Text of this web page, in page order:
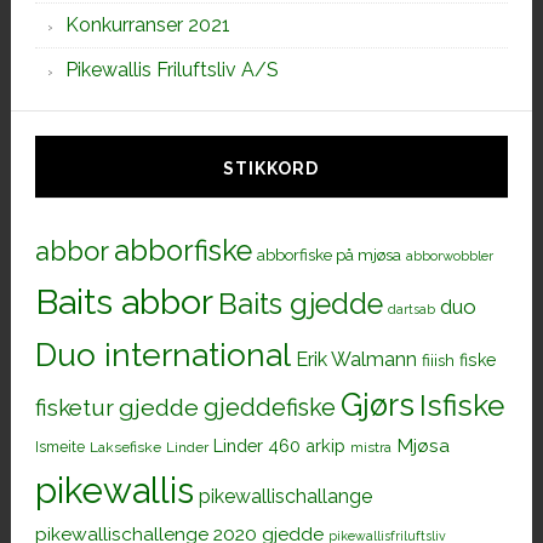
Konkurranser 2021
Pikewallis Friluftsliv A/S
STIKKORD
abborabborfiske abborfiske på mjøsa abborwobbler
Baits abbor Baits gjedde dartsab duo
Duo international Erik Walmann fiiish fiske
fisketurgjedde gjeddefiske Gjørs Isfiske
Ismeite Laksefiske Linder Linder 460 arkip mistra Mjøsa
pikewallis pikewallischallange
pikewallischallenge 2020 gjedde pikewallisfriluftsliv